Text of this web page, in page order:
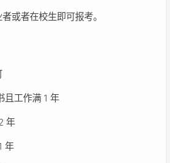
或者在校生即可报考。
且工作满 1 年
年
年